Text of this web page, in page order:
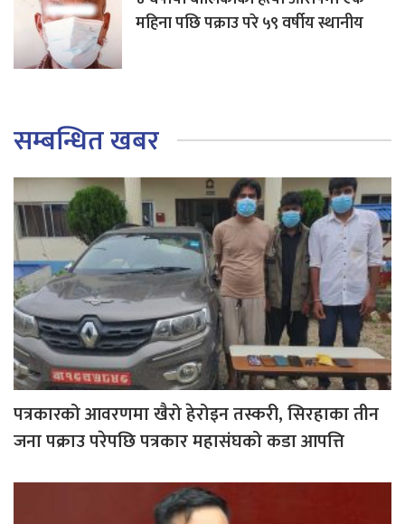
महिना पछि पक्राउ परे ५९ वर्षीय स्थानीय
सम्बन्धित खबर
पत्रकारको आवरणमा खैरो हेरोइन तस्करी, सिरहाका तीन
जना पक्राउ परेपछि पत्रकार महासंघको कडा आपत्ति